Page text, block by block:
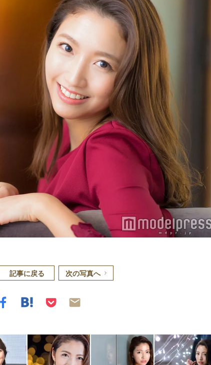
記事に戻る 次の写真へ